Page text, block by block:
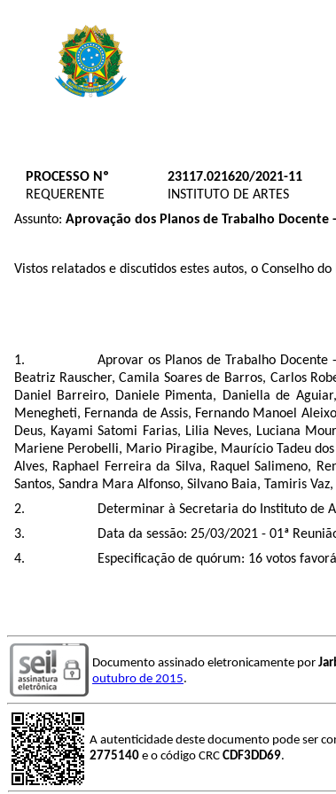
PROCESSO Nº
23117.021620/2021-11
REQUERENTE
INSTITUTO DE ARTES
Assunto: Aprovação dos Planos de Trabalho Docente
Vistos relatados e discutidos estes autos, o Conselho
Aprovar os Planos de Trabalho
Beatriz Rauscher, Camila Soares de Barros, Carlos
Daniel Barreiro, Daniele Pimenta, Daniella de
Menegheti, Fernanda de Assis, Fernando Manoel
Deus, Kayami Satomi Farias, Lilia Neves, Luciana
Mariene Perobelli, Mario Piragibe, Maurício Tadeu dos
Alves, Raphael Ferreira da Silva, Raquel Salimeno,
Santos, Sandra Mara Alfonso, Silvano Baia, Tamiris
Determinar à Secretaria do Instituto de
Data da sessão: 25/03/2021 - 01ª
Especificação de quórum: 16 votos
Documento assinado eletronicamente por
outubro de 2015.
A autenticidade deste documento pode ser
2775140 e o código CRC CDF3DD69.